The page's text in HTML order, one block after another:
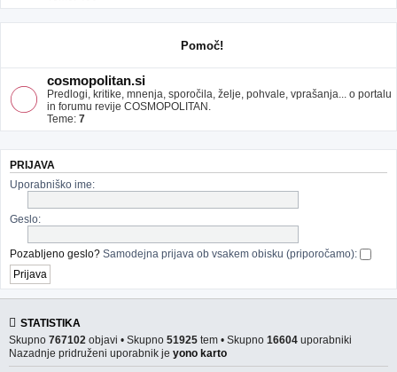
Pomoč!
cosmopolitan.si
Predlogi, kritike, mnenja, sporočila, želje, pohvale, vprašanja... o portalu
in forumu revije COSMOPOLITAN.
Teme: 7
PRIJAVA
Uporabniško ime:
Geslo:
Pozabljeno geslo? Samodejna prijava ob vsakem obisku (priporočamo):
STATISTIKA
Skupno 767102 objavi • Skupno 51925 tem • Skupno 16604 uporabniki
Nazadnje pridruženi uporabnik je yono karto